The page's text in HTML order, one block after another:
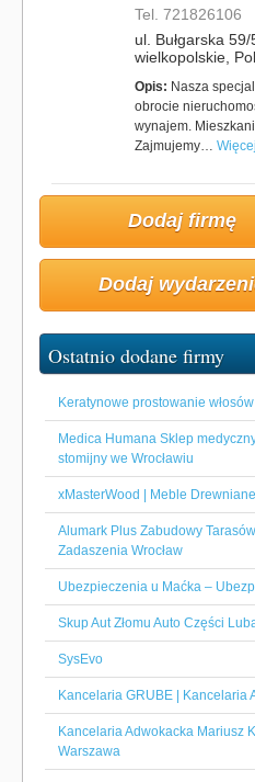
Tel. 721826106
ul. Bułgarska
wielkopolskie,
Opis: Nasza
obrocie
wynajem.
Zajmujemy…
Dodaj firmę
Dodaj
Ostatnio dodane firmy
Keratynowe prostowanie
Medica Humana Sklep
stomijny we Wrocławiu
xMasterWood | Meble
Alumark Plus Zabudowy
Zadaszenia Wrocław
Ubezpieczenia u Maćka –
Skup Aut Złomu Auto Części
SysEvo
Kancelaria GRUBE | Kancelaria
Kancelaria Adwokacka Mariusz
Warszawa